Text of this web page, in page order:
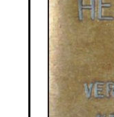
Zwangsarbeit im Steinbruch.
Unter strenger Beobachtung
Häftlinge Steine und beladen
körperlich besonders harte
von Häftlingen der
homosexuell Verfolgte wurden
Arbeitskommando zugeteilt.
Gedenkstätte Buchenwald)